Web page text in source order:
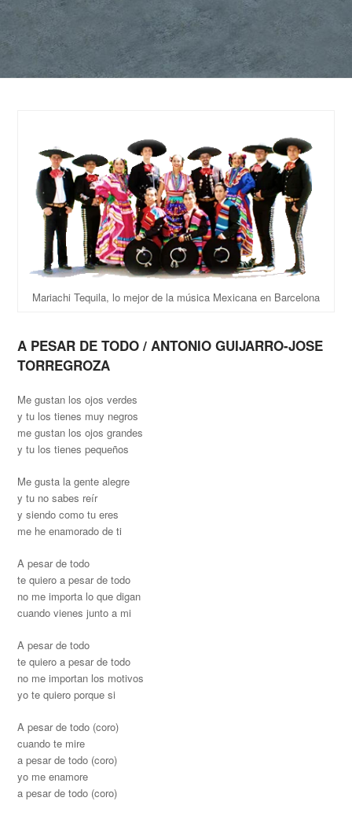
Mariachi Tequila, lo mejor de la música Mexicana en Barcelona
A PESAR DE TODO / ANTONIO GUIJARRO-JOSE
TORREGROZA
Me gustan los ojos verdes
y tu los tienes muy negros
me gustan los ojos grandes
y tu los tienes pequeños
Me gusta la gente alegre
y tu no sabes reír
y siendo como tu eres
me he enamorado de ti
A pesar de todo
te quiero a pesar de todo
no me importa lo que digan
cuando vienes junto a mi
A pesar de todo
te quiero a pesar de todo
no me importan los motivos
yo te quiero porque si
A pesar de todo (coro)
cuando te mire
a pesar de todo (coro)
yo me enamore
a pesar de todo (coro)